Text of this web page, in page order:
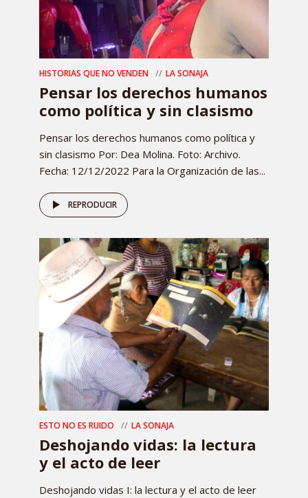
HISTORIAS QUE NO VENDEN LA SONAJA
Pensar los derechos humanos
como política y sin clasismo
Pensar los derechos humanos como política y
sin clasismo Por: Dea Molina. Foto: Archivo.
Fecha: 12/12/2022 Para la Organización de las...
REPRODUCIR
ESTO NO ES RUIDO LA SONAJA
Deshojando vidas: la lectura
y el acto de leer
Deshojando vidas I: la lectura y el acto de leer